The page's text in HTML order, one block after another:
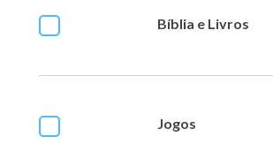
Bíblia e Livros
Jogos